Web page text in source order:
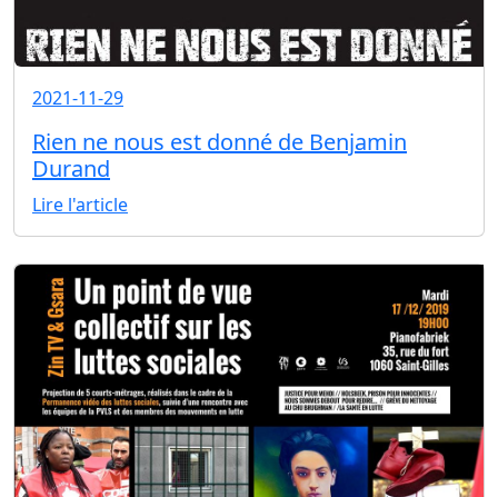
2021-11-29
Rien ne nous est donné de Benjamin
Durand
Lire l'article